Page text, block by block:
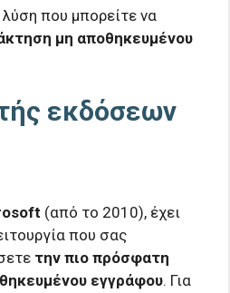
λύση που μπορείτε να
μη αποθηκευμένου
εκδόσεων
(από το 2010), έχει
που σας
την πιο πρόσφατη
εγγράφου. Για